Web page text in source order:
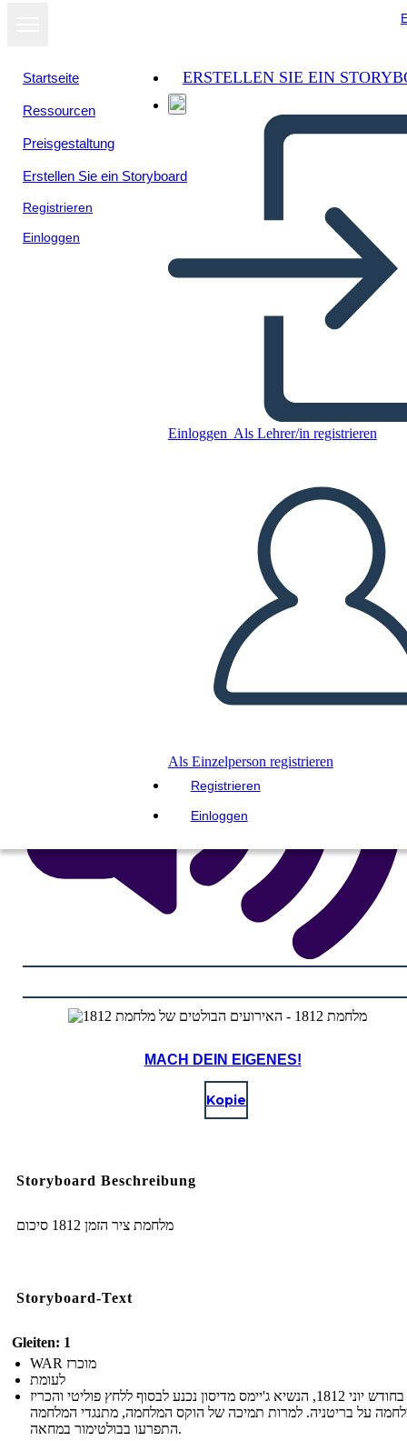
Startseite
Ressourcen
Preisgestaltung
Erstellen Sie ein Storyboard
Registrieren
Einloggen
ERSTELLEN SIE EIN
Einloggen Als Lehrer/in registrieren
Als Einzelperson registrieren
Registrieren
Einloggen
הבולטים של מלחמת 1812
Kopieren Sie dieses Storyboard
ERSTELLEN SIE EIN STORYBOARD
DIASHOW ABSPIELEN
LIES MIR VOR
MACH DEIN EIGENES!
Kopie
Storyboard Beschreibung
מלחמת ציר הזמן 1812 סיכום
Storyboard-Text
Gleiten: 1
WAR מוכרז
לעומת
בחודש יוני 1812, הנשיא ג'יימס מדיסון נכנע לבסוף ללחץ פוליטי והכריז
על בריטניה. למרות תמיכה של הוקס המלחמה, מתנגדי המלחמה
התפרעו בבולטימור במחאה.